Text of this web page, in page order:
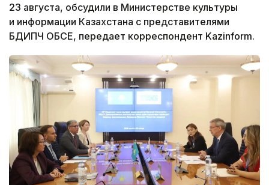
23 августа, обсудили в Министерстве культуры
и информации Казахстана с представителями
БДИПЧ ОБСЕ, передает корреспондент Kazinform.